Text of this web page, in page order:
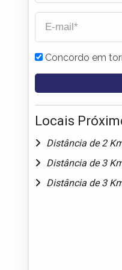
Concordo em
Locais
Distância de 2
Distância de 3
Distância de 3